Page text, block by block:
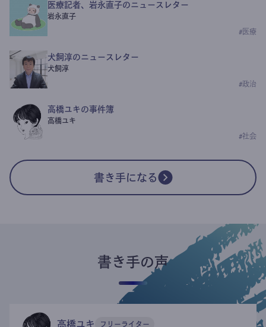
医療記者、岩永直子のニュースレター
岩永直子
# 医療
犬飼淳のニュースレター
犬飼淳
#政治
高橋ユキの事件簿
高橋ユキ
#社会
書き手になる
書き手の声
高橋ユキ フリーライター